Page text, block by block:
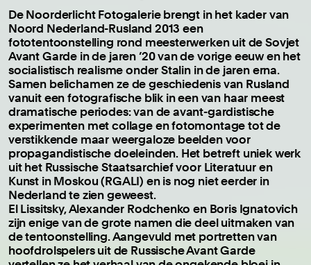
De Noorderlicht Fotogalerie brengt in het kader van
Noord Nederland-Rusland 2013 een
fototentoonstelling rond meesterwerken uit de Sovjet
Avant Garde in de jaren ’20 van de vorige eeuw en het
socialistisch realisme onder Stalin in de jaren erna.
Samen belichamen ze de geschiedenis van Rusland
vanuit een fotografische blik in een van haar meest
dramatische periodes: van de avant-gardistische
experimenten met collage en fotomontage tot de
verstikkende maar weergaloze beelden voor
propagandistische doeleinden. Het betreft uniek werk
uit het Russische Staatsarchief voor Literatuur en
Kunst in Moskou (RGALI) en is nog niet eerder in
Nederland te zien geweest.
El Lissitsky, Alexander Rodchenko en Boris Ignatovich
zijn enige van de grote namen die deel uitmaken van
de tentoonstelling. Aangevuld met portretten van
hoofdrolspelers uit de Russische Avant Garde